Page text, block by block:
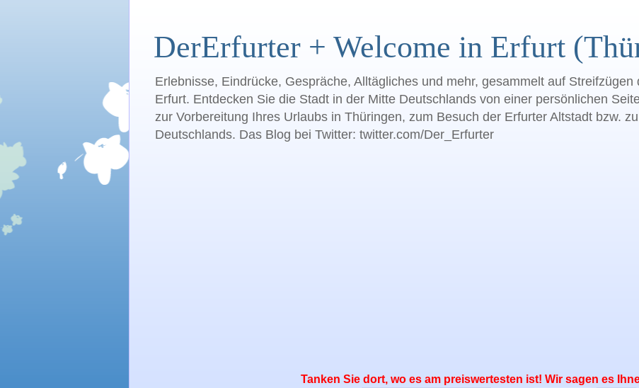
DerErfurter + Welcome in Erfurt
Erlebnisse, Eindrücke, Gespräche, Alltägliches und mehr, gesammelt auf
Erfurt. Entdecken Sie die Stadt in der Mitte Deutschlands von einer persönlichen
zur Vorbereitung Ihres Urlaubs in Thüringen, zum Besuch der Erfurter Altstadt bzw.
Deutschlands. Das Blog bei Twitter: twitter.com/Der_Erfurter
Tanken Sie dort, wo es am preiswertesten ist! Wir sagen es